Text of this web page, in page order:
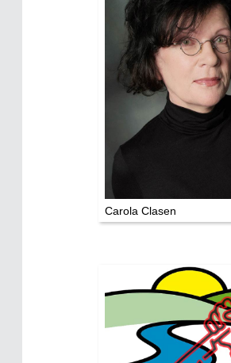
TV & Kino
Die Stars:
Wer hat wo gedreht?
Mediathek
Carola Clasen